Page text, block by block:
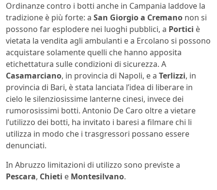
Ordinanze contro i botti anche in Campania laddove la
tradizione è più forte: a San Giorgio a Cremano non si
possono far esplodere nei luoghi pubblici, a Portici è
vietata la vendita agli ambulanti e a Ercolano si possono
acquistare solamente quelli che hanno apposita
etichettatura sulle condizioni di sicurezza. A
Casamarciano, in provincia di Napoli, e a Terlizzi, in
provincia di Bari, è stata lanciata l’idea di liberare in
cielo le silenziosissime lanterne cinesi, invece dei
rumorosissimi botti. Antonio De Caro oltre a vietare
l’utilizzo dei botti, ha invitato i baresi a filmare chi li
utilizza in modo che i trasgressori possano essere
denunciati.
In Abruzzo limitazioni di utilizzo sono previste a
Pescara, Chieti e Montesilvano.